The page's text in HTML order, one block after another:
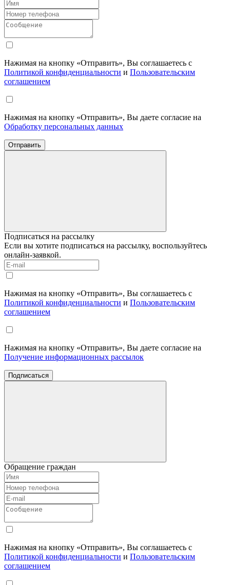
Нажимая на кнопку «Отправить», Вы соглашаетесь с
Политикой конфиденциальности и Пользовательским
соглашением
Нажимая на кнопку «Отправить», Вы даете согласие на
Обработку персональных данных
Отправить
Подписаться на рассылку
Если вы хотите подписаться на рассылку, воспользуйтесь
онлайн-заявкой.
Нажимая на кнопку «Отправить», Вы соглашаетесь с
Политикой конфиденциальности и Пользовательским
соглашением
Нажимая на кнопку «Отправить», Вы даете согласие на
Получение информационных рассылок
Подписаться
Обращение граждан
Нажимая на кнопку «Отправить», Вы соглашаетесь с
Политикой конфиденциальности и Пользовательским
соглашением